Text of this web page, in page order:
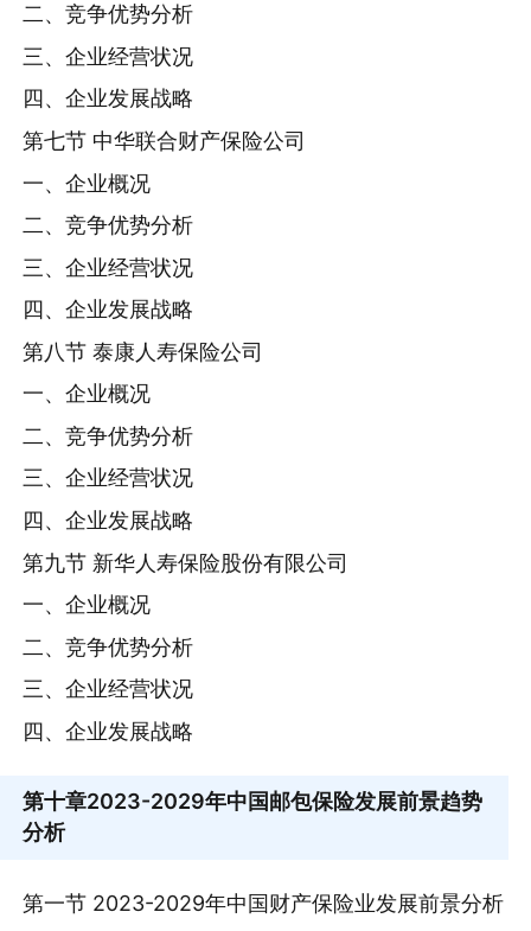
二、竞争优势分析
三、企业经营状况
四、企业发展战略
第七节 中华联合财产保险公司
一、企业概况
二、竞争优势分析
三、企业经营状况
四、企业发展战略
第八节 泰康人寿保险公司
一、企业概况
二、竞争优势分析
三、企业经营状况
四、企业发展战略
第九节 新华人寿保险股份有限公司
一、企业概况
二、竞争优势分析
三、企业经营状况
四、企业发展战略
第十章2023-2029年中国邮包保险发展前景趋势
分析
第一节 2023-2029年中国财产保险业发展前景分析